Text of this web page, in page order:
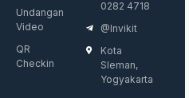
Undangan
Video
QR
Checkin
0282 4718
@invikit
Kota
Sleman,
Yogyakarta